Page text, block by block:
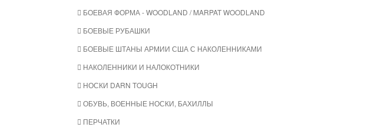
БОЕВАЯ ФОРМА - WOODLAND / MARPAT WOODLAND
БОЕВЫЕ РУБАШКИ
БОЕВЫЕ ШТАНЫ АРМИИ США С НАКОЛЕННИКАМИ
НАКОЛЕННИКИ И НАЛОКОТНИКИ
НОСКИ DARN TOUGH
ОБУВЬ, ВОЕННЫЕ НОСКИ, БАХИЛЛЫ
ПЕРЧАТКИ